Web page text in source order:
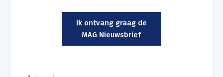
Ik ontvang graag de
MAG Nieuwsbrief